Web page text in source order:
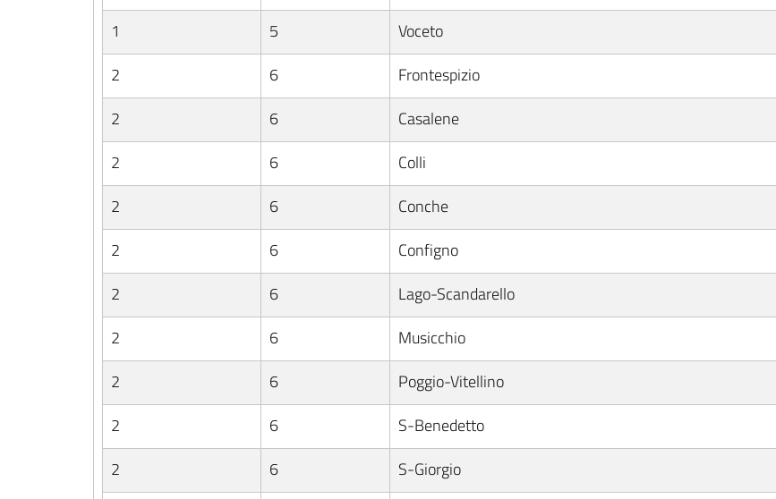
1
5
Voceto
2
6
Frontespizio
2
6
Casalene
2
6
Colli
2
6
Conche
2
6
Configno
2
6
Lago-Scandarello
2
6
Musicchio
2
6
Poggio-Vitellino
2
6
S-Benedetto
2
6
S-Giorgio